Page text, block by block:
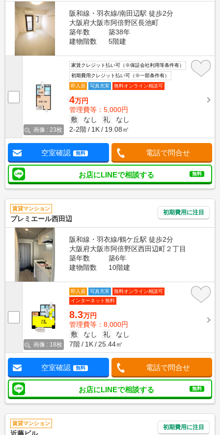
阪和線・羽衣線/南田辺駅 徒歩2分
大阪府大阪市阿倍野区長池町
築年数
築38年
建物階数
5階建
画像 : 23枚
家賃クレジット払い可（※保証会社利用等条件有）
初期費用クレジット払い可（※一部条件有）
即入居
写真充実 無料オンライン相談可
4万円
管理費等：5,000円
敷
なし 礼
なし
2-2階
1K 19.08㎡
空室確認 無料 電話で問合せ
お店にLINEで相談する 無料
賃貸マンション
プレミエール西田辺
初期費用に注目
阪和線・羽衣線/鶴ケ丘駅 徒歩2分
大阪府大阪市阿倍野区西田辺町２丁目
築年数
築6年
建物階数
10階建
画像 : 18枚
即入居 写真充実
無料オンライン相談可
インターネット無料
8.3万円
管理費等：8,000円
敷
なし 礼
なし
7階
1K 25.44㎡
空室確認 無料 電話で問合せ
お店にLINEで相談する 無料
賃貸マンション
初期費用に注目